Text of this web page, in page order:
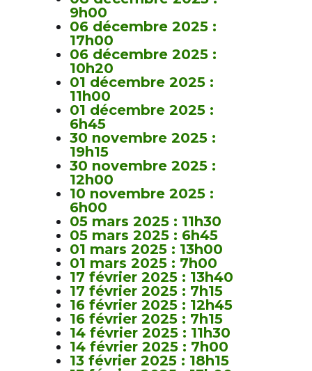
9h00
06 décembre 2025 :
17h00
06 décembre 2025 :
10h20
01 décembre 2025 :
11h00
01 décembre 2025 :
6h45
30 novembre 2025 :
19h15
30 novembre 2025 :
12h00
10 novembre 2025 :
6h00
05 mars 2025 : 11h30
05 mars 2025 : 6h45
01 mars 2025 : 13h00
01 mars 2025 : 7h00
17 février 2025 : 13h40
17 février 2025 : 7h15
16 février 2025 : 12h45
16 février 2025 : 7h15
14 février 2025 : 11h30
14 février 2025 : 7h00
13 février 2025 : 18h15